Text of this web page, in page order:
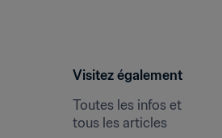
Visitez également
Toutes les infos et
tous les articles